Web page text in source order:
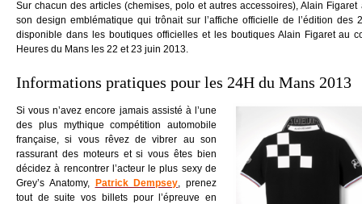
Sur chacun des articles (chemises, polo et autres accessoires), Alain
son design emblématique qui trônait sur l’affiche officielle de l’édition
disponible dans les boutiques officielles et les boutiques Alain Figaret au
Heures du Mans les 22 et 23 juin 2013.
Informations pratiques pour les 24H du Mans 2013
Si vous n’avez encore jamais assisté à l’une
des plus mythique compétition automobile
française, si vous rêvez de vibrer au son
rassurant des moteurs et si vous êtes bien
décidez à rencontrer l’acteur le plus sexy de
Grey’s Anatomy,
Patrick Dempsey, prenez
tout de suite vos billets pour l’épreuve en